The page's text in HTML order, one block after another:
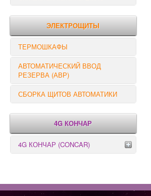
РЕЛЕ КОНТРОЛЯ
ЭЛЕКТРОЩИТЫ
ТЕРМОШКАФЫ
АВТОМАТИЧЕСКИЙ ВВОД
РЕЗЕРВА (АВР)
СБОРКА ЩИТОВ АВТОМАТИКИ
4G КОНЧАР
4G КОНЧАР (CONCAR)